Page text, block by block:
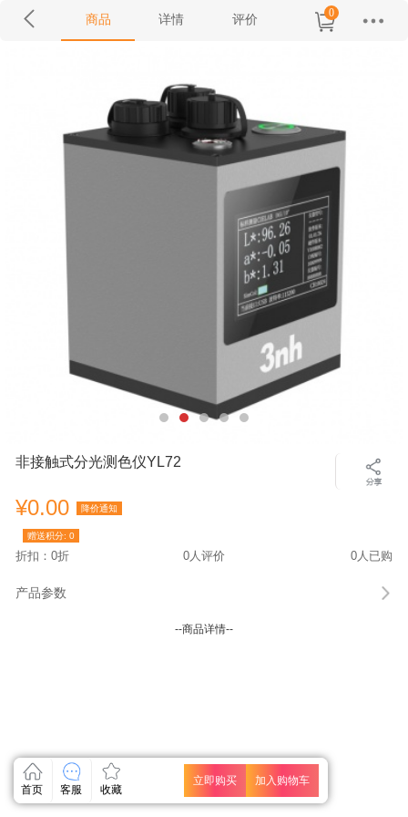
商品 详情 评价 0
非接触式分光测色仪YL72
¥0.00 降价通知
赠送积分: 0
折扣：0折 0人评价 0人已购
产品参数
--商品详情--
关闭
关闭
关闭
关闭
关闭
关闭
首页 客服 收藏
加入购物车
立即购买